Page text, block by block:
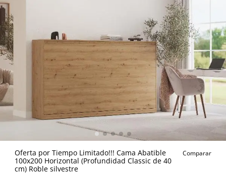
Oferta por Tiempo Limitado!!! Cama Abatible
100x200 Horizontal (Profundidad Classic de 40
cm) Roble silvestre
Comparar